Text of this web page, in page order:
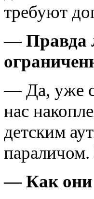
требуют
— Правда
— Да, уже
нас
детским
— Как они